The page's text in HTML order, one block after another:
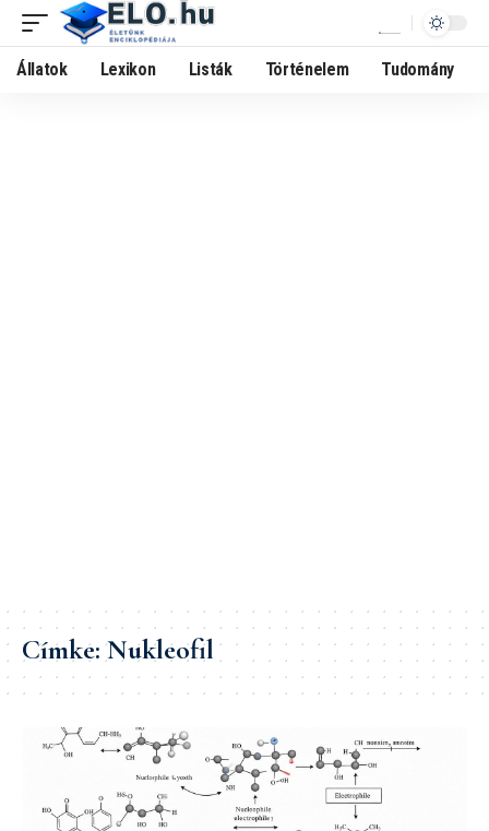
Állatok Lexikon Listák Történelem Tudomány
Címke:Nukleofil